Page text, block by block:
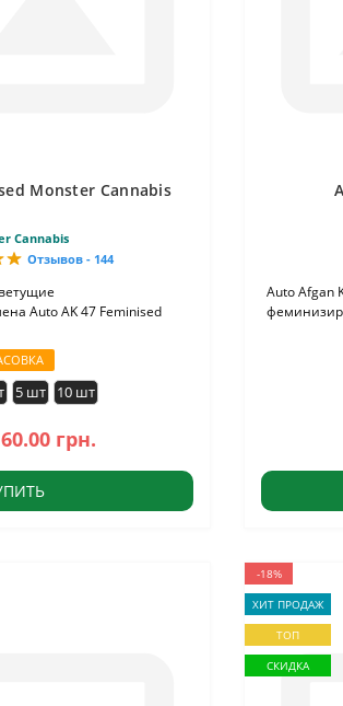
Monster Cannabis
Cannabis
Отзывов - 144
Auto AK 47 Feminised
5 шт 10 шт
60.00 грн.
Auto Afgan
-18%
ХИТ ПРОДАЖ
ТОП
СКИДКА